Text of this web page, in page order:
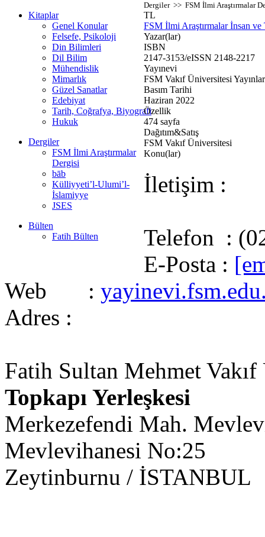
Kitaplar
Genel Konular
Felsefe, Psikoloji
Din Bilimleri
Dil Bilim
Mühendislik
Mimarlık
Güzel Sanatlar
Edebiyat
Tarih, Coğrafya, Biyografi
Hukuk
Dergiler
FSM İlmi Araştırmalar
Dergisi
bāb
Külliyyeti’l-Ulumi’l-
İslamiyye
JSES
Bülten
Fatih Bülten
Dergiler >> FSM İlmi Araştırmalar
TL
FSM İlmi Araştırmalar İnsan
Yazar(lar)
ISBN
2147-3153/eISSN 2148-2217
Yayınevi
FSM Vakıf Üniversitesi
Basım Tarihi
Haziran 2022
Özellik
474 sayfa
Dağıtım&Satış
FSM Vakıf Üniversitesi
Konu(lar)
İletişim :
Telefon :
E-Posta :
Web :
Adres :
Fatih Sultan Mehmet Vakıf
Topkapı Yerleşkesi
Merkezefendi Mah.
Mevlevihanesi No:25
Zeytinburnu / İSTANBUL